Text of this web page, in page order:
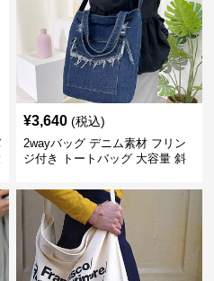
¥3,640 (税込)
2wayバッグ デニム素材 フリン
ジ付き トートバッグ 大容量 斜